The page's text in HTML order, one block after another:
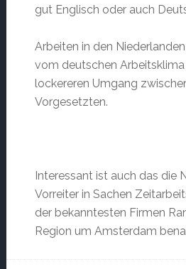
gut Englisch oder auch
Arbeiten in den
vom deutschen
lockereren Umgang
Vorgesetzten.
Interessant ist auch das die
Vorreiter in Sachen
der bekanntesten Firmen
Region um Amsterdam